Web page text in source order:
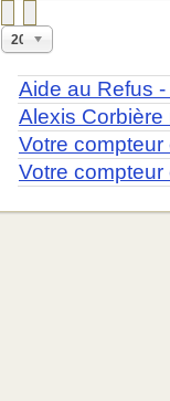
Affichage
#
20
Aide au Refus
Alexis
Votre compteur
Votre